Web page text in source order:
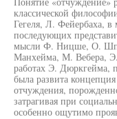
классической
Гегеля, Л. Фейербаха, в
последующих
мысли Ф. Ницше, О.
Манхейма, М. Вебера,
работах Э. Дюркгейма,
была развита
отчуждения,
затрагивая при
особенно ощутимо